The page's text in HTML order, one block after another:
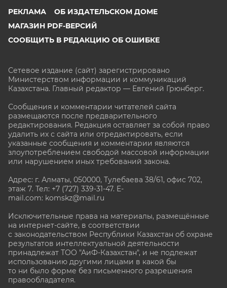
РЕКЛАМА
ОБ ИЗДАТЕЛЬСКОМ ДОМЕ
МАГАЗИН PDF-ВЕРСИЙ
СООБЩИТЬ В РЕДАКЦИЮ ОБ ОШИБКЕ
Сетевое издание (сайт) зарегистрировано
Министерством информации и коммуникаций
Казахстана. Главный редактор — Евгений Грюнберг.
Сообщения и комментарии читателей сайта
размещаются после предварительного
редактирования. Редакция оставляет за собой право
удалить их с сайта или отредактировать, если
указанные сообщения и комментарии являются
злоупотреблением свободой массовой информации
или нарушением иных требований закона.
Адрес: г. Алматы, 050000, Тулебаева 38/61, офис 702,
этаж 7. Тел: +7 (727) 339-31-47. E-
mail.com: komskz@mail.ru
Исключительные права на материалы, размещённые
на интернет-сайте, в соответствии
с законодательством Республики Казахстан об охране
результатов интеллектуальной деятельности
принадлежат ТОО "АиФ-Казахстан", и не подлежат
использованию другими лицами в какой бы
то ни было форме без письменного разрешения
правообладателя.